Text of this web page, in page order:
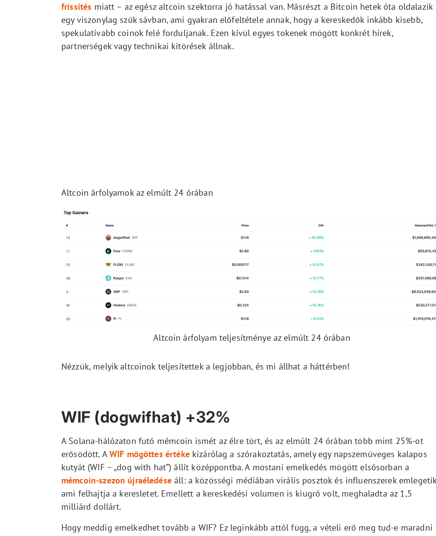
frissítés miatt – az egész altcoin szektorra jó hatással van. Másrészt a Bitcoin hetek óta oldalazik
egy viszonylag szűk sávban, ami gyakran előfeltétele annak, hogy a kereskedők inkább kisebb,
spekulatívabb coinok felé forduljanak. Ezen kívül egyes tokenek mögött konkrét hírek,
partnerségek vagy technikai kitörések állnak.
Altcoin árfolyamok az elmúlt 24 órában
Altcoin árfolyam teljesítménye az elmúlt 24 órában
Nézzük, melyik altcoinok teljesítettek a legjobban, és mi állhat a háttérben!
WIF (dogwifhat) +32%
A Solana-hálózaton futó mémcoin ismét az élre tört, és az elmúlt 24 órában több mint 25%-ot
erősödött. AWIF mögöttes értékekizárólag a szórakoztatás, amely egy napszemüveges kalapos
kutyát (WIF – „dog with hat”) állít középpontba. A mostani emelkedés mögött elsősorban a
mémcoin-szezon újraéledéseáll: a közösségi médiában virális posztok és influenszerek
ami felhajtja a keresletet. Emellett a kereskedési volumen is kiugró volt, meghaladta az 1,5
milliárd dollárt.
Hogy meddig emelkedhet tovább a WIF? Ez leginkább attól függ, a vételi erő meg tud-e maradni